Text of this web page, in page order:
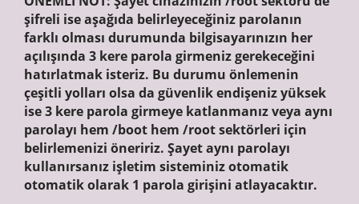
şifreli ise aşağıda belirleyeceğiniz parolanın
farklı olması durumunda bilgisayarınızın her
açılışında 3 kere parola girmeniz gerekeceğini
hatırlatmak isteriz. Bu durumu önlemenin
çeşitli yolları olsa da güvenlik endişeniz yüksek
ise 3 kere parola girmeye katlanmanız veya aynı
parolayı hem /boot hem /root sektörleri için
belirlemenizi öneririz. Şayet aynı parolayı
kullanırsanız işletim sisteminiz otomatik
otomatik olarak 1 parola girişini atlayacaktır.